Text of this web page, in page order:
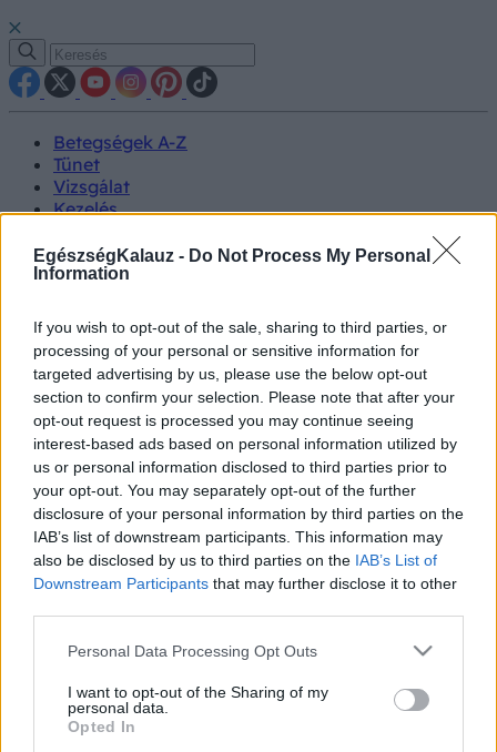
EgészségKalauz - Do Not Process My Personal
Information
If you wish to opt-out of the sale, sharing to third parties, or
processing of your personal or sensitive information for
targeted advertising by us, please use the below opt-out
section to confirm your selection. Please note that after your
opt-out request is processed you may continue seeing
interest-based ads based on personal information utilized by
us or personal information disclosed to third parties prior to
your opt-out. You may separately opt-out of the further
disclosure of your personal information by third parties on the
IAB’s list of downstream participants. This information may
also be disclosed by us to third parties on the IAB’s List of
Downstream Participants that may further disclose it to other
Please note that this website/app uses one or more Google
not limited to your visit or usage behaviour. You may click to
grant or deny consent to Google and its third-party tags to
use your data for below specified purposes in below Google
Personal Data Processing Opt Outs
I want to opt-out of the Sharing of my
personal data.
Opted In
Betegségek A-Z
Tünet
Vizsgálat
Kezelés
Kutatás
Prevenció
Videók
Kisállatok egészsége
#allergia #influenza#cukorbetegség
#orvosmeteorológia#vérnyomás #stroke#rákbetegség
#pajzsmirigy#reflux#ekcéma#herpesz
Diagnózis